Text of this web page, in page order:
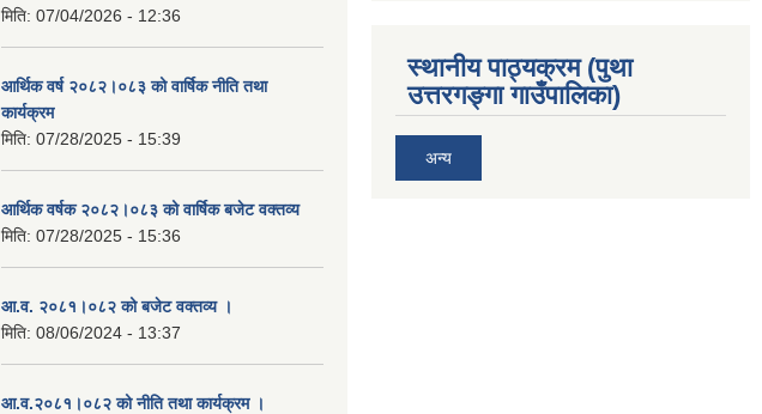
मिति: 07/04/2026 - 12:36
आर्थिक वर्ष २०८२।०८३ को वार्षिक नीति तथा
कार्यक्रम
मिति: 07/28/2025 - 15:39
आर्थिक वर्षक २०८२।०८३ को वार्षिक बजेट वक्तव्य
मिति: 07/28/2025 - 15:36
आ.व. २०८१।०८२ को बजेट वक्तव्य ।
मिति: 08/06/2024 - 13:37
आ.व.२०८१।०८२ को नीति तथा कार्यक्रम ।
स्थानीय पाठ्यक्रम (पुथा
उत्तरगङ्गा गाउँपालिका)
अन्य